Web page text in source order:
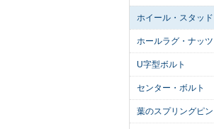
ホイール・スタッド
ホールラグ・ナッツ
U字型ボルト
センター・ボルト
葉のスプリングピン